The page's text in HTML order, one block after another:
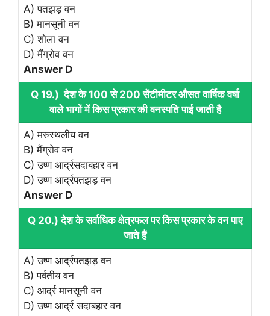
A) पतझड़ वन
B) मानसूनी वन
C) शोला वन
D) मैंग्रोव वन
Answer D
Q 19.) देश के 100 से 200 सेंटीमीटर औसत वार्षिक वर्षा
वाले भागों में किस प्रकार की वनस्पति पाई जाती है
A) मरुस्थलीय वन
B) मैंग्रोव वन
C) उष्ण आर्द्रसदाबहार वन
D) उष्ण आर्द्रपतझड़ वन
Answer D
Q 20.) देश के सर्वाधिक क्षेत्रफल पर किस प्रकार के वन पाए
जाते हैं
A) उष्ण आर्द्रपतझड़ वन
B) पर्वतीय वन
C) आर्द्र मानसूनी वन
D) उष्ण आर्द्र सदाबहार वन